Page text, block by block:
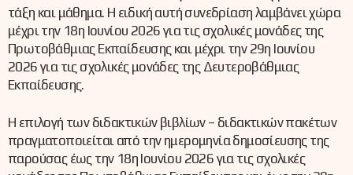
τάξη και μάθημα. Η ειδική αυτή συνεδρίαση λαμβάνει χώρα
μέχρι την 18η Ιουνίου 2026 για τις σχολικές μονάδες της
Πρωτοβάθμιας Εκπαίδευσης και μέχρι την 29η Ιουνίου
2026 για τις σχολικές μονάδες της Δευτεροβάθμιας
Εκπαίδευσης.
Η επιλογή των διδακτικών βιβλίων – διδακτικών πακέτων
πραγματοποιείται από την ημερομηνία δημοσίευσης της
παρούσας έως την 18η Ιουνίου 2026 για τις σχολικές